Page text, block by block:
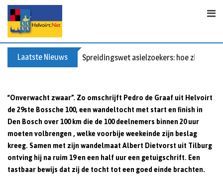
Skip
content
Laatste Nieuws Spreidingswet asielzoekers: hoe zit dat?
“Onverwacht zwaar”. Zo omschrijft Pedro de Graaf uit Helvoirt
de 29ste Bossche 100, een wandeltocht met start en finish in
Den Bosch over 100 km die de 100 deelnemers binnen 20 uur
moeten volbrengen , welke voorbije weekeinde zijn beslag
kreeg. Samen met zijn wandelmaat Albert Dietvorst uit Tilburg
ontving hij na ruim 19 en een half uur een getuigschrift. Een
tastbaar bewijs dat zij de tocht tot een goed einde brachten.